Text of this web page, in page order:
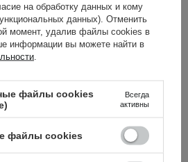
ДОБАВИТЬ В КОРЗИНУ
на обработку данных и кому
данных). Отменить
момент, удалив файлы cookies в
информации вы можете найти в
файлы cookies
Всегда
активны
файлы cookies